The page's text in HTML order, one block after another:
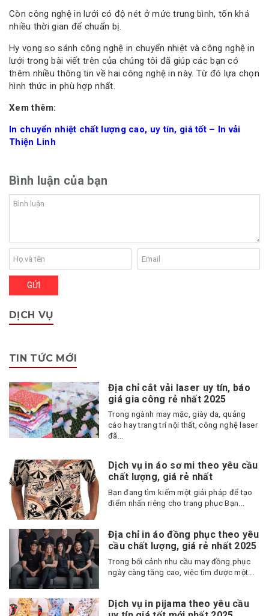
Còn công nghệ in lưới có độ nét ở mức trung bình, tốn khá
nhiều thời gian để chuẩn bị.
Hy vọng so sánh công nghệ in chuyển nhiệt và công nghệ in
lưới trong bài viết trên của chúng tôi đã giúp các bạn có
thêm nhiều thông tin về hai công nghệ in này. Từ đó lựa chọn
hình thức in phù hợp nhất.
Xem thêm:
In chuyển nhiệt chất lượng cao, uy tín, giá tốt – In vải
Thiện Linh
Bình luận của bạn
DỊCH VỤ
TIN TỨC MỚI
Địa chỉ cắt vải laser uy tín, báo
giá gia công rẻ nhất 2025
Trong ngành may mặc, giày da, quảng
cáo hay trang trí nội thất, công nghệ laser
đã...
Dịch vụ in áo sơ mi theo yêu cầu
chất lượng, giá rẻ nhất
Bạn đang tìm kiếm một giải pháp để tạo
điểm nhấn riêng cho trang phục Bạn...
Địa chỉ in áo đồng phục theo yêu
cầu chất lượng, giá rẻ nhất 2025
Trong bối cảnh nhu cầu may đồng phục
ngày càng tăng cao, việc tìm được một...
Dịch vụ in pijama theo yêu cầu